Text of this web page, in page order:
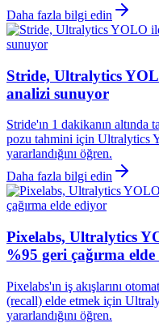
Daha fazla bilgi edin
Stride, Ultralytics
analizi sunuyor
Stride'ın 1 dakikanın
pozu tahmini için Ultralytics
yararlandığını öğren.
Daha fazla bilgi edin
Pixelabs, Ultralytics
%95 geri çağırma
Pixelabs'ın iş akışlarını
(recall) elde etmek için
yararlandığını öğren.